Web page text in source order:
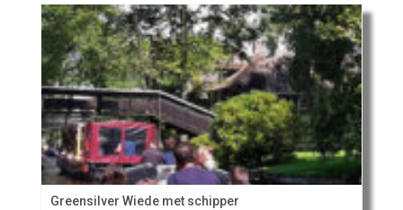
Greensilver Wiede met schipper